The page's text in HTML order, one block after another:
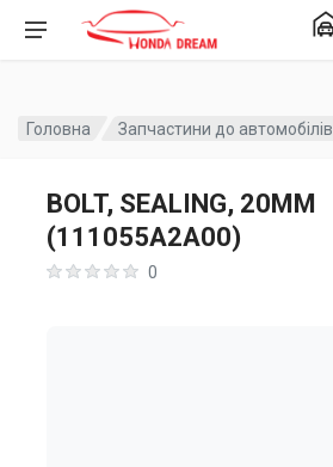
Головна Запчастини до автомобілів
BOLT, SEALING, 20MM
(111055A2A00)
0